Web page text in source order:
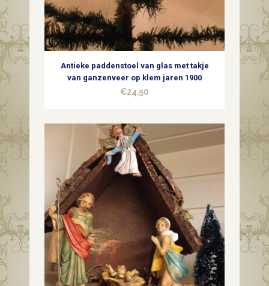
Antieke paddenstoel van glas met takje
van ganzenveer op klem jaren 1900
€24,50